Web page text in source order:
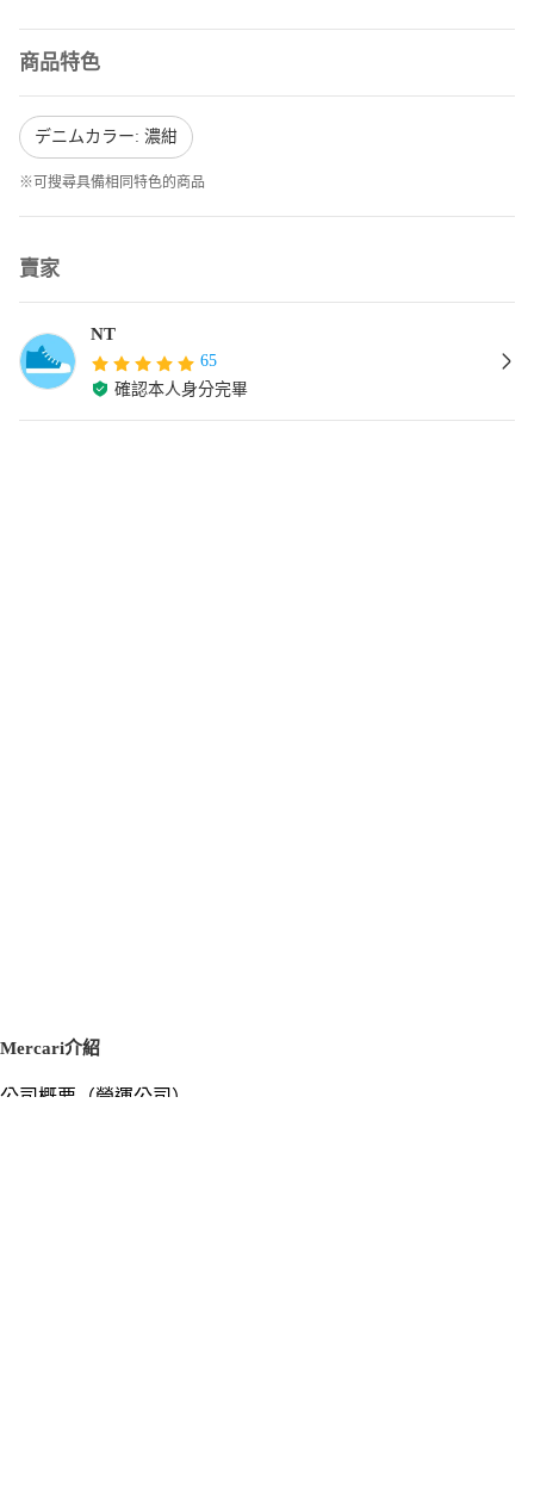
商品特色
デニムカラー: 濃紺
※可搜尋具備相同特色的商品
賣家
NT
65
確認本人身分完畢
Mercari介紹
公司概要（營運公司）